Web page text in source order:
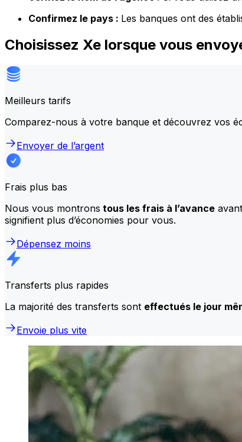
Confirmez le pays : Les banques ont des
Choisissez Xe lorsque vous
Meilleurs tarifs
Comparez-nous à votre banque et découvrez vos
Envoyer de l’argent
Frais plus bas
Nous vous montrons tous les frais à l’avance
signifient plus d’économies pour vous.
Dépensez moins
Transferts plus rapides
La majorité des transferts sont effectués le jour
Envoie plus vite